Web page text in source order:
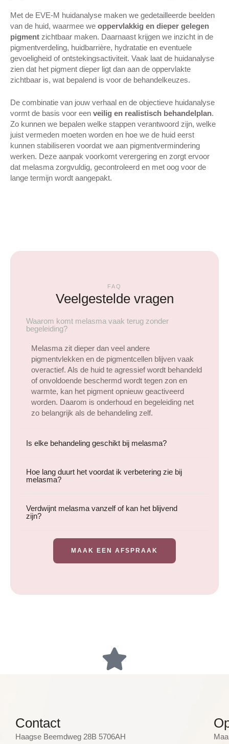
Met de EVE-M huidanalyse maken we gedetailleerde beelden
van de huid, waarmee we oppervlakkig en dieper gelegen
pigment zichtbaar maken. Daarnaast krijgen we inzicht in de
pigmentverdeling, huidbarrière, hydratatie en eventuele
gevoeligheid of ontstekingsactiviteit. Vaak laat de huidanalyse
zien dat het pigment dieper ligt dan aan de oppervlakte
zichtbaar is, wat bepalend is voor de behandelkeuzes.
De combinatie van jouw verhaal en de objectieve huidanalyse
vormt de basis voor een veilig en realistisch behandelplan.
Zo kunnen we bepalen welke stappen verantwoord zijn, welke
juist vermeden moeten worden en hoe we de huid eerst
kunnen stabiliseren voordat we aan pigmentvermindering
werken. Deze aanpak voorkomt verergering en zorgt ervoor
dat melasma zorgvuldig, gecontroleerd en met oog voor de
lange termijn wordt aangepakt.
FAQ
Veelgestelde vragen
Waarom komt melasma vaak terug zonder
begeleiding?
Melasma zit dieper dan veel andere
pigmentvlekken en de pigmentcellen blijven vaak
overactief. Als de huid te agressief wordt behandeld
of onvoldoende beschermd wordt tegen zon en
warmte, kan het pigment opnieuw geactiveerd
worden. Daarom is onderhoud en begeleiding net
zo belangrijk als de behandeling zelf.
Is elke behandeling geschikt bij melasma?
Hoe lang duurt het voordat ik verbetering zie bij
melasma?
Verdwijnt melasma vanzelf of kan het blijvend
zijn?
MAAK EEN AFSPRAAK
Contact
Haagse Beemdweg 28B 5706AH